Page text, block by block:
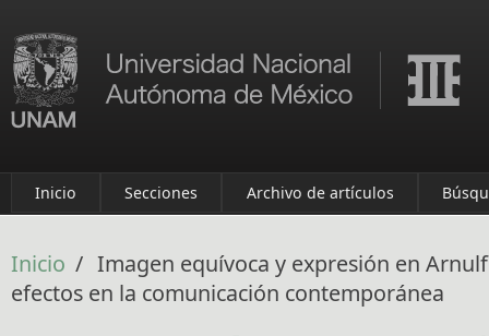
Inicio Secciones Archivo de artículos
Inicio / Imagen equívoca y expresión en Arnulf
efectos en la comunicación contemporánea